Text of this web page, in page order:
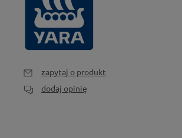
zapytaj o produkt
dodaj opinię